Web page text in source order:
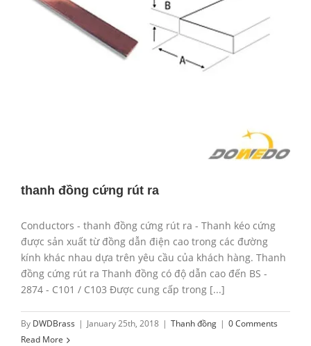
thanh đồng cứng rút ra
Conductors - thanh đồng cứng rút ra - Thanh kéo cứng
được sản xuất từ đồng dẫn điện cao trong các đường
kính khác nhau dựa trên yêu cầu của khách hàng. Thanh
đồng cứng rút ra Thanh đồng có độ dẫn cao đến BS -
2874 - C101 / C103 Được cung cấp trong [...]
By DWDBrass | January 25th, 2018 | Thanh đồng | 0 Comments
Read More